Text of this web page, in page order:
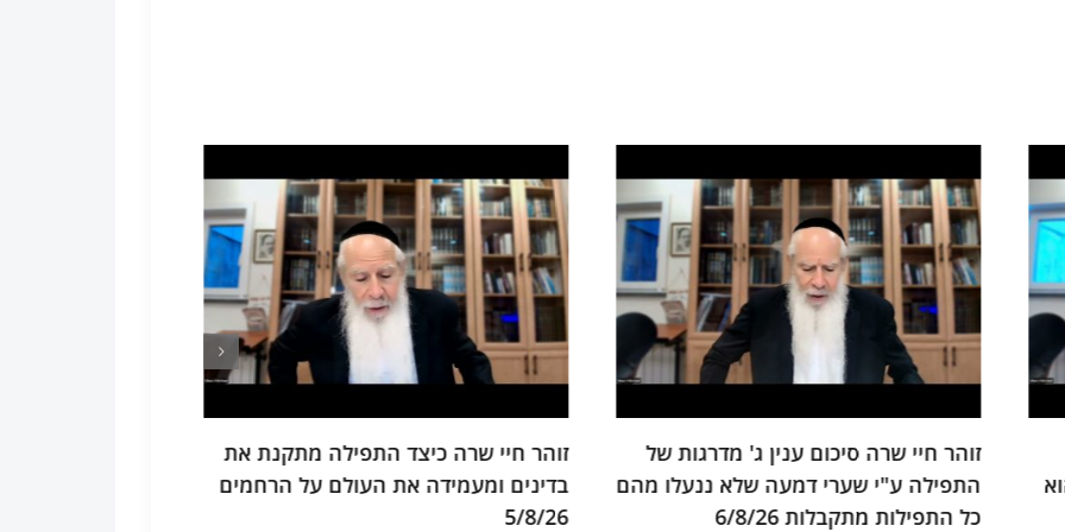
מהם
זוהר חיי שרה כיצד התפילה מתקנת את
בדינים ומעמידה את העולם על הרחמים
5/8/26
תע"ס חלק ד מה הם שני הכלים
הנשארים אחר ההסתלקות וכיצד זוכים
לשכינה שהיא כלה וחסודה. 5/8/26